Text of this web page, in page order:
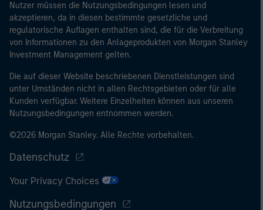
Regierung, einschließlich Stellen der staatlichen
Schuldenverwaltung auf nationaler oder regionaler
Ebene, Zentralbanken, internationaler und
supranationaler Einrichtungen wie die Weltbank, der
internationale Organisationen, die auf eigene Rechnung
handeln.
Bitte beachten Sie, dass die Definition eines
professionellen Anlegers von der Definition der
dem aus auf die Website zugegriffen wird.
Nutzer müssen die Nutzungsbedingungen lesen und
akzeptieren, da in diesen bestimmte gesetzliche und
regulatorische Auflagen enthalten sind, die für die Verbreitung
von Informationen zu den Anlageprodukten von Morgan Stanley
Investment Management gelten.
Die auf dieser Website beschriebenen Dienstleistungen sind
unter Umständen nicht in allen Rechtsgebieten oder für alle
Kunden verfügbar. Weitere Einzelheiten können aus unseren
Nutzungsbedingungen entnommen werden.
©2026 Morgan Stanley. Alle Rechte vorbehalten.
Datenschutz
Your Privacy Choices
Nutzungsbedingungen